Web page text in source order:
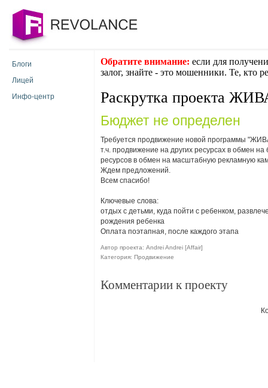
Блоги
Лицей
Инфо-центр
Обратите внимание: если для
залог, знайте - это мошенники. Те, кто
Раскрутка проекта
Бюджет не определен
Требуется продвижение новой программы
т.ч. продвижение на других ресурсах в обмен
ресурсов в обмен на масштабную рекламную
Ждем предложений.
Всем спасибо!
Ключевые слова:
отдых с детьми, куда пойти с ребенком,
рождения ребенка
Оплата поэтапная, после каждого этапа
Автор проекта: Andrei Andrei [Affair]
Категория: Продвижение
Комментарии к проекту